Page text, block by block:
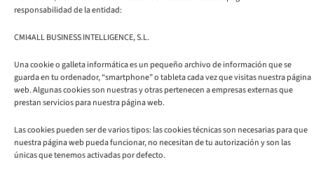
responsabilidad de la entidad:
CMI4ALL BUSINESS INTELLIGENCE, S.L.
Una cookie o galleta informática es un pequeño archivo de información que se
guarda en tu ordenador, “smartphone” o tableta cada vez que visitas nuestra página
web. Algunas cookies son nuestras y otras pertenecen a empresas externas que
prestan servicios para nuestra página web.
Las cookies pueden ser de varios tipos: las cookies técnicas son necesarias para que
nuestra página web pueda funcionar, no necesitan de tu autorización y son las
únicas que tenemos activadas por defecto.
n
k
e
n
u
t
u
s
t
a
a
m